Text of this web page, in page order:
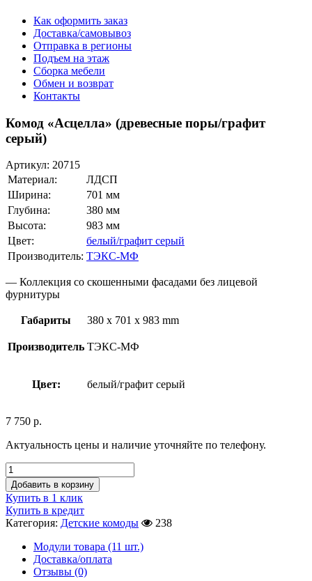
Как оформить заказ
Доставка/самовывоз
Отправка в регионы
Подъем на этаж
Сборка мебели
Обмен и возврат
Контакты
Комод «Асцелла» (древесные поры/графит
серый)
Артикул: 20715
Материал:
ЛДСП
Ширина:
701 мм
Глубина:
380 мм
Высота:
983 мм
Цвет:
белый/графит серый
Производитель: ТЭКС-МФ
— Коллекция со скошенными фасадами без лицевой
фурнитуры
Габариты 380 x 701 x 983 mm
Производитель ТЭКС-МФ
Цвет: белый/графит серый
7 750 р.
Актуальность цены и наличие уточняйте по телефону.
Добавить в корзину
Купить в 1 клик
Купить в кредит
Категория: Детские комоды
238
Модули товара (11 шт.)
Доставка/оплата
Отзывы (0)